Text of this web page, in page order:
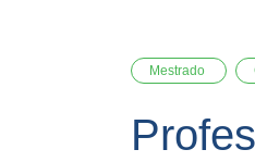
Mestrado